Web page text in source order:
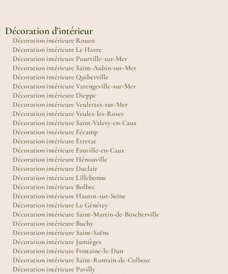
Décoration d'intérieur
Décoration intérieure Rouen
Décoration intérieure Le Havre
Décoration intérieure Pourville-sur-Mer
Décoration intérieure Saint-Aubin-sur-Mer
Décoration intérieure Quiberville
Décoration intérieure Varengeville-sur-Mer
Décoration intérieure Dieppe
Décoration intérieure Veulettes-sur-Mer
Décoration intérieure Veules-les-Roses
Décoration intérieure Saint-Valery-en-Caux
Décoration intérieure Fécamp
Décoration intérieure Étretat
Décoration intérieure Fauville-en-Caux
Décoration intérieure Hénouville
Décoration intérieure Duclair
Décoration intérieure Lillebonne
Décoration intérieure Bolbec
Décoration intérieure Hautot-sur-Seine
Décoration intérieure Le Génétey
Décoration intérieure Saint-Martin-de-Boscherville
Décoration intérieure Buchy
Décoration intérieure Saint-Saëns
Décoration intérieure Jumièges
Décoration intérieure Fontaine-le-Dun
Décoration intérieure Saint-Romain-de-Colbosc
Décoration intérieure Pavilly